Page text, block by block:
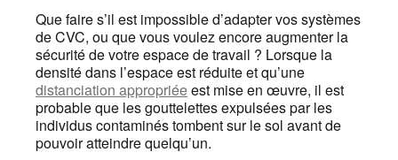
Que faire s’il est impossible d’adapter vos systèmes
de CVC, ou que vous voulez encore augmenter la
sécurité de votre espace de travail ? Lorsque la
densité dans l’espace est réduite et qu’une
distanciation appropriéeest mise en œuvre, il est
probable que les gouttelettes expulsées par les
individus contaminés tombent sur le sol avant de
pouvoir atteindre quelqu’un.